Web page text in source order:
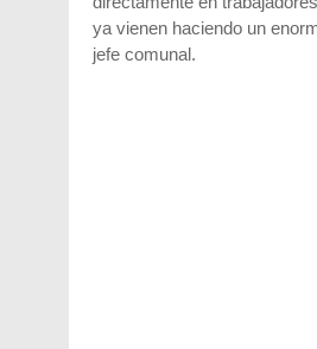
ya vienen haciendo un
jefe comunal.